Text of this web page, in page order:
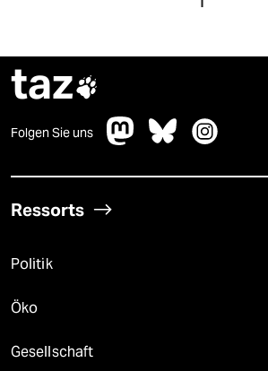
taz
Folgen Sie uns
Ressorts
Politik
Öko
Gesellschaft